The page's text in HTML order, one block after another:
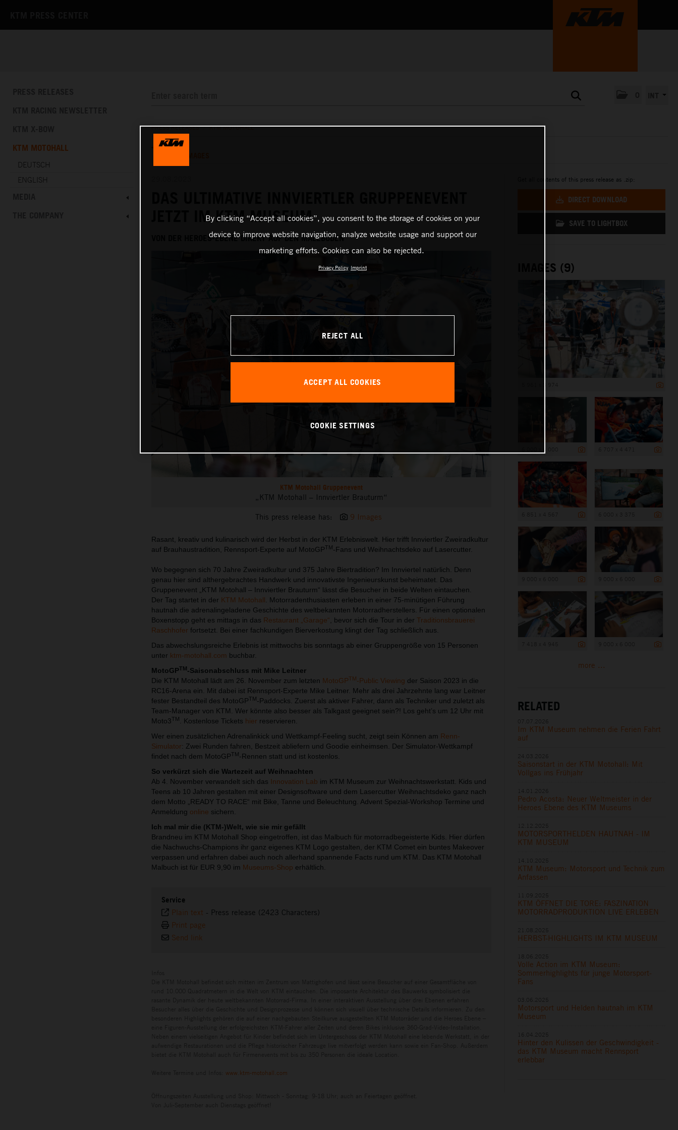
KTM MOTOHALL
DEUTSCH
ENGLISH
PRESS RELEASES / KTM MOTOHALL
JETZT IM KTM MUSEUM
VON DER HEROES-EBENE DIREKT AUF DEN MALZBODEN
KTM Motohall Gruppenevent
„KTM Motohall – Innviertler Brauturm“
This press release has: 9 Images
Rasant, kreativ und kulinarisch wird der Herbst in der KTM Erlebniswelt. Hier trifft Innviertler Zweiradkultur
auf Brauhaustradition, Rennsport-Experte auf MotoGPTM -Fans und Weihnachtsdeko auf Lasercutter.
Wo begegnen sich 70 Jahre Zweiradkultur und 375 Jahre Biertradition? Im Innviertel natürlich. Denn
genau hier sind althergebrachtes Handwerk und innovativste Ingenieurskunst beheimatet. Das
Gruppenevent „KTM Motohall – Innviertler Brauturm“ lässt die Besucher in beide Welten eintauchen.
Der Tag startet in der KTM Motohall. Motorradenthusiasten erleben in einer 75-minütigen Führung
hautnah die adrenalingeladene Geschichte des weltbekannten Motorradherstellers. Für einen optionalen
Boxenstopp geht es mittags in das Restaurant „Garage“, bevor sich die Tour in der Traditionsbrauerei
Raschhofer fortsetzt. Bei einer fachkundigen Bierverkostung klingt der Tag schließlich aus.
Das abwechslungsreiche Erlebnis ist mittwochs bis sonntags ab einer Gruppengröße von 15 Personen
unter ktm-motohall.com buchbar.
MotoGPTM -Saisonabschluss mit Mike Leitner
Die KTM Motohall lädt am 26. November zum letzten MotoGPTM -Public Viewing der Saison 2023 in die
RC16-Arena ein. Mit dabei ist Rennsport-Experte Mike Leitner. Mehr als drei Jahrzehnte lang war Leitner
fester Bestandteil des MotoGPTM -Paddocks. Zuerst als aktiver Fahrer, dann als Techniker und zuletzt als
Team-Manager von KTM. Wer könnte also besser als Talkgast geeignet sein?! Los geht’s um 12 Uhr mit
Moto3TM . Kostenlose Tickets hier reservieren.
Wer einen zusätzlichen Adrenalinkick und Wettkampf-Feeling sucht, zeigt sein Können am Renn-
Simulator: Zwei Runden fahren, Bestzeit abliefern und Goodie einheimsen. Der Simulator-Wettkampf
findet nach dem MotoGPTM -Rennen statt und ist kostenlos.
So verkürzt sich die Wartezeit auf Weihnachten
Ab 4. November verwandelt sich das Innovation Lab im KTM Museum zur Weihnachtswerkstatt. Kids und
Teens ab 10 Jahren gestalten mit einer Designsoftware und dem Lasercutter Weihnachtsdeko ganz nach
dem Motto „READY TO RACE“ mit Bike, Tanne und Beleuchtung. Advent Spezial-Workshop Termine und
Anmeldung online sichern.
Ich mal mir die (KTM-)Welt, wie sie mir gefällt
Brandneu im KTM Motohall Shop eingetroffen, ist das Malbuch für motorradbegeisterte Kids. Hier dürfen
die Nachwuchs-Champions ihr ganz eigenes KTM Logo gestalten, der KTM Comet ein buntes Makeover
verpassen und erfahren dabei auch noch allerhand spannende Facts rund um KTM. Das KTM Motohall
Malbuch ist für EUR 9,90 im Museums-Shop erhältlich.
Service
Plain text - Press release (2423 Characters)
Print page
Send link
www.ktm-motohall.com
Get all contents of this press release as .zip:
DIRECT DOWNLOAD
SAVE TO LIGHTBOX
IMAGES (9)
more ...
RELATED
Im KTM Museum nehmen die Ferien Fahrt
auf
Saisonstart in der KTM Motohall: Mit
Vollgas ins Frühjahr
Pedro Acosta: Neuer Weltmeister in der
Heroes Ebene des KTM Museums
MOTORSPORTHELDEN HAUTNAH - IM
KTM MUSEUM
KTM Museum: Motorsport und Technik zum
Anfassen
KTM ÖFFNET DIE TORE: FASZINATION
MOTORRADPRODUKTION LIVE ERLEBEN
HERBST-HIGHLIGHTS IM KTM MUSEUM
Volle Action im KTM Museum:
Sommerhighlights für junge Motorsport-
Fans
Motorsport und Helden hautnah im KTM
Museum
Hinter den Kulissen der Geschwindigkeit -
das KTM Museum macht Rennsport
erlebbar
By clicking “Accept all cookies”, you consent to the storage of cookies on your
device to improve website navigation, analyze website usage and support our
marketing efforts. Cookies can also be rejected.
Privacy Policy Imprint
REJECT ALL
ACCEPT ALL COOKIES
COOKIE SETTINGS